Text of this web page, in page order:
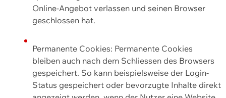
Online-Angebot verlassen und seinen Browser
geschlossen hat.
Permanente Cookies: Permanente Cookies
bleiben auch nach dem Schliessen des Browsers
gespeichert. So kann beispielsweise der Login-
Status gespeichert oder bevorzugte Inhalte direkt